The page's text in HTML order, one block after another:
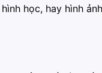
học, hay hình